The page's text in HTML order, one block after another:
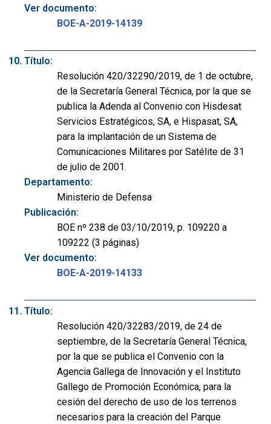
Ver documento:
BOE-A-2019-14139
Título:
Resolución 420/32290/2019, de 1 de octubre,
de la Secretaría General Técnica, por la que se
publica la Adenda al Convenio con Hisdesat
Servicios Estratégicos, SA, e Hispasat, SA,
para la implantación de un Sistema de
Comunicaciones Militares por Satélite de 31
de julio de 2001.
Departamento:
Ministerio de Defensa
Publicación:
BOE nº 238 de 03/10/2019, p. 109220 a
109222 (3 páginas)
Ver documento:
BOE-A-2019-14133
Título:
Resolución 420/32283/2019, de 24 de
septiembre, de la Secretaría General Técnica,
por la que se publica el Convenio con la
Agencia Gallega de Innovación y el Instituto
Gallego de Promoción Económica, para la
cesión del derecho de uso de los terrenos
necesarios para la creación del Parque